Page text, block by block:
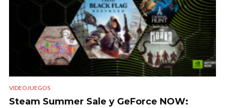
VIDEOJUEGOS
Steam Summer Sale y GeForce NOW: